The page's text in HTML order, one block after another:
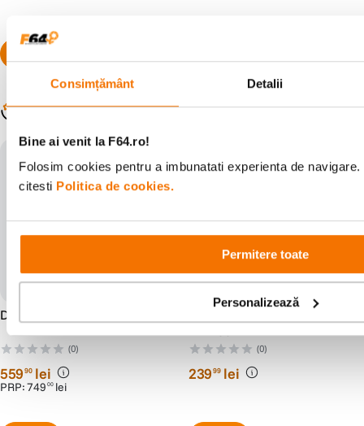
Consimțământ Detalii
Bine ai venit la F64.ro!
Folosim cookies pentru a imbunatati experienta de
citesti Politica de cookies.
Permitere toate
Personalizează
Populare în aceeași categorie
DJI FPV Remote Controller 2
(0)
55990 lei
PRP:749 00 lei
DJI Neo 2
(0)
23999 lei